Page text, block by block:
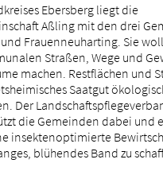
Ebersberg liegt die
Aßling mit den drei
Frauenneuharting. Sie
Straßen, Wege und
machen. Restflächen und
Saatgut
Der
die Gemeinden dabei und
insektenoptimierte
blühendes Band zu